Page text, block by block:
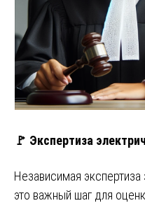
🚩 Экспертиза
Независимая
это важный шаг для